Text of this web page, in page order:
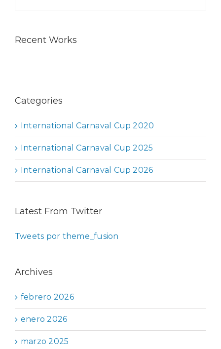
Recent Works
Categories
International Carnaval Cup 2020
International Carnaval Cup 2025
International Carnaval Cup 2026
Latest From Twitter
Tweets por theme_fusion
Archives
febrero 2026
enero 2026
marzo 2025